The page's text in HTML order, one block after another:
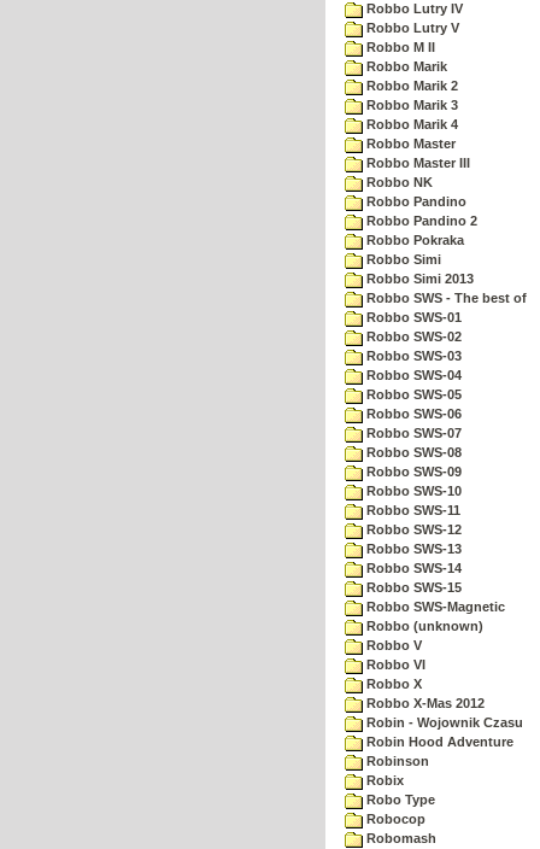
Robbo Lutry IV
Robbo Lutry V
Robbo M II
Robbo Marik
Robbo Marik 2
Robbo Marik 3
Robbo Marik 4
Robbo Master
Robbo Master III
Robbo NK
Robbo Pandino
Robbo Pandino 2
Robbo Pokraka
Robbo Simi
Robbo Simi 2013
Robbo SWS - The best of
Robbo SWS-01
Robbo SWS-02
Robbo SWS-03
Robbo SWS-04
Robbo SWS-05
Robbo SWS-06
Robbo SWS-07
Robbo SWS-08
Robbo SWS-09
Robbo SWS-10
Robbo SWS-11
Robbo SWS-12
Robbo SWS-13
Robbo SWS-14
Robbo SWS-15
Robbo SWS-Magnetic
Robbo (unknown)
Robbo V
Robbo VI
Robbo X
Robbo X-Mas 2012
Robin - Wojownik Czasu
Robin Hood Adventure
Robinson
Robix
Robo Type
Robocop
Robomash